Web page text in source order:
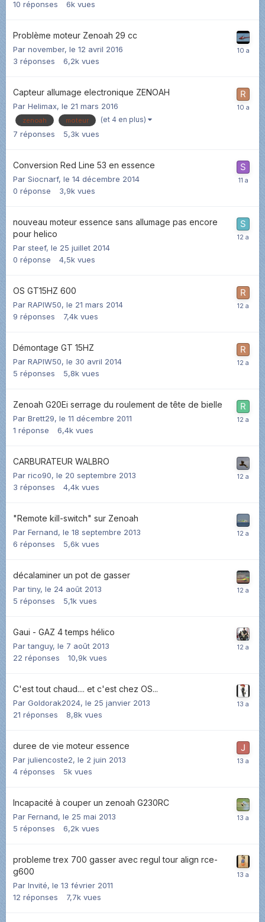
10 réponses 6k vues
Problème moteur Zenoah 29 cc
Par november, le 12 avril 2016
3 réponses 6,2k vues
Capteur allumage electronique ZENOAH
Par Helimax, le 21 mars 2016
zenoah moteur (et 4 en plus)
7 réponses 5,3k vues
Conversion Red Line 53 en essence
Par Siocnarf, le 14 décembre 2014
0 réponse 3,9k vues
nouveau moteur essence sans allumage pas encore
pour helico
Par steef, le 25 juillet 2014
0 réponse 4,5k vues
OS GT15HZ 600
Par RAPIW50, le 21 mars 2014
9 réponses 7,4k vues
Démontage GT 15HZ
Par RAPIW50, le 30 avril 2014
5 réponses 5,8k vues
Zenoah G20Ei serrage du roulement de tête de bielle
Par Brett29, le 11 décembre 2011
1 réponse 6,4k vues
CARBURATEUR WALBRO
Par rico90, le 20 septembre 2013
3 réponses 4,4k vues
"Remote kill-switch" sur Zenoah
Par Fernand, le 18 septembre 2013
6 réponses 5,6k vues
décalaminer un pot de gasser
Partiny, le 24 août 2013
5 réponses 5,1k vues
Gaui - GAZ 4 temps hélico
Partanguy, le 7 août 2013
22 réponses 10,9k vues
C'est tout chaud.... et c'est chez OS...
Par Goldorak2024, le 25 janvier 2013
21 réponses 8,8k vues
duree de vie moteur essence
Par juliencoste2, le 2 juin 2013
4 réponses 5k vues
Incapacité à couper un zenoah G230RC
Par Fernand, le 25 mai 2013
5 réponses 6,2k vues
probleme trex 700 gasser avec regul tour align rce-
g600
Par Invité, le 13 février 2011
12 réponses 7,7k vues